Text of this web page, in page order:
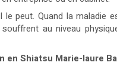
peut. Quand la maladie
au niveau
en Shiatsu Marie-laure